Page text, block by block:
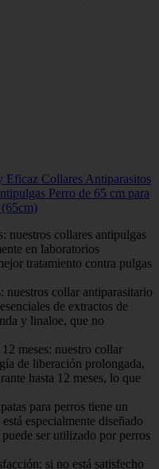
Eficaz Collares Antiparasitos
Perro de 65 cm para
nuestros collares antipulgas
en laboratorios
tratamiento contra pulgas
nuestros collar antiparasitario
de extractos de
y linaloe, que no
meses: nuestro collar
de liberación prolongada,
hasta 12 meses, lo que
para perros tiene un
especialmente diseñado
ser utilizado por perros
si no está satisfecho